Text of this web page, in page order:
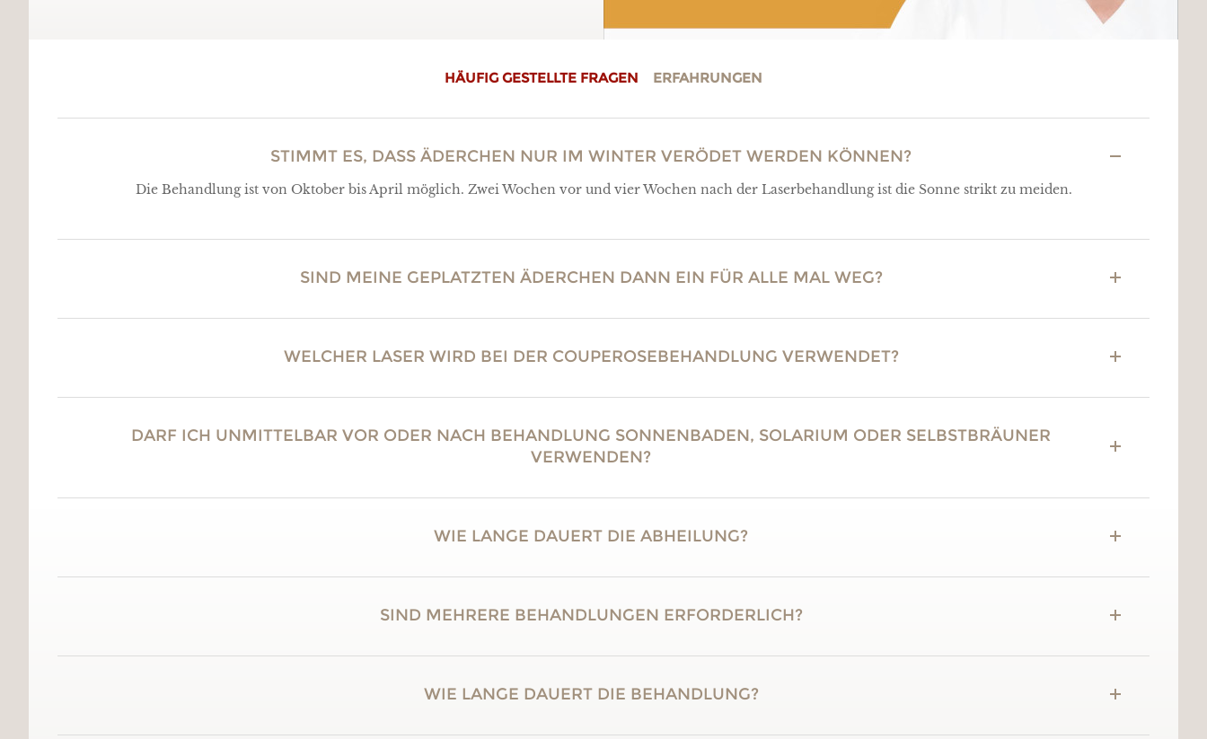
HÄUFIG GESTELLTE FRAGEN ERFAHRUNGEN
STIMMT ES, DASS ÄDERCHEN NUR IM WINTER VERÖDET WERDEN KÖNNEN?
Die Behandlung ist von Oktober bis April möglich. Zwei Wochen vor und vier Wochen nach der Laserbehandlung ist die Sonne strikt zu meiden.
SIND MEINE GEPLATZTEN ÄDERCHEN DANN EIN FÜR ALLE MAL WEG?
WELCHER LASER WIRD BEI DER COUPEROSEBEHANDLUNG VERWENDET?
DARF ICH UNMITTELBAR VOR ODER NACH BEHANDLUNG SONNENBADEN, SOLARIUM ODER SELBSTBRÄUNER
VERWENDEN?
WIE LANGE DAUERT DIE ABHEILUNG?
SIND MEHRERE BEHANDLUNGEN ERFORDERLICH?
WIE LANGE DAUERT DIE BEHANDLUNG?